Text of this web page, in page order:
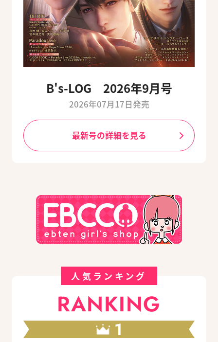
B's-LOG 2026年9月号
2026年07月17日発売
最新号の詳細を見る
人気ランキング
RANKING
1